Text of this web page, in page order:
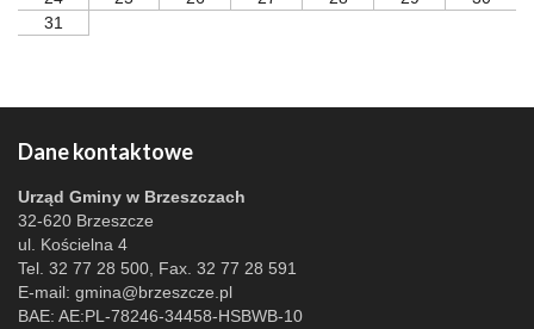
31
Dane kontaktowe
Urząd Gminy w Brzeszczach
32-620 Brzeszcze
ul. Kościelna 4
Tel. 32 77 28 500, Fax. 32 77 28 591
E-mail: gmina@brzeszcze.pl
BAE: AE:PL-78246-34458-HSBWB-10